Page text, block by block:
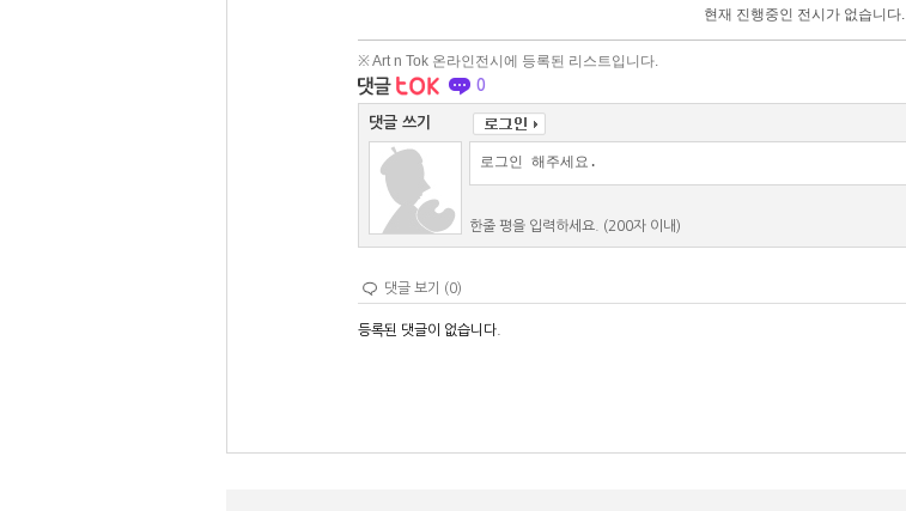
현재 진행중인 전시가 없습니다.
※ Art n Tok 온라인전시에 등록된 리스트입니다.
0
댓글 쓰기
한줄 평을 입력하세요. (200자 이내)
댓글 보기 (0)
등록된 댓글이 없습니다.